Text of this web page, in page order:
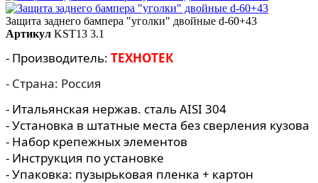
Защита заднего бампера "уголки" двойные d-60+43
Артикул KST13 3.1
- Производитель: ТЕХНОТЕК
- Страна: Россия
- Итальянская нержав. сталь AISI 304
- Установка в штатные места без сверления кузова
- Набор крепежных элементов
- Инструкция по установке
- Упаковка: пузырьковая пленка + картон